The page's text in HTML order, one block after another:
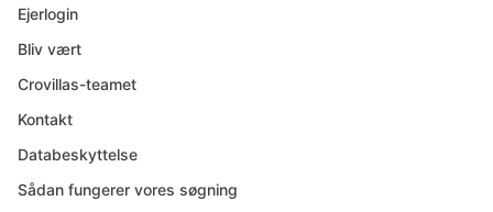
Ejerlogin
Bliv vært
Crovillas-teamet
Kontakt
Databeskyttelse
Sådan fungerer vores søgning